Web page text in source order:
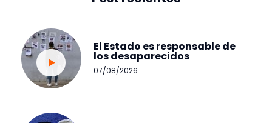
El Estado es responsable de
los desaparecidos
07/08/2026